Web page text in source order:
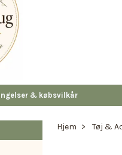
& købsvilkår
Hjem Tøj &